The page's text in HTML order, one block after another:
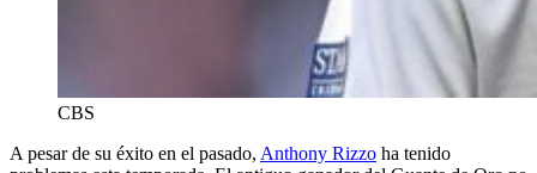
CBS
A pesar de su éxito en el pasado, Anthony Rizzo ha tenido